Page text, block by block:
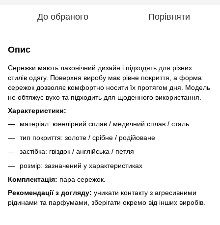
До обраного Порівняти
Опис
Сережки мають лаконічний дизайн і підходять для різних
стилів одягу. Поверхня виробу має рівне покриття, а форма
сережок дозволяє комфортно носити їх протягом дня. Модель
не обтяжує вухо та підходить для щоденного використання.
Характеристики:
матеріал: ювелірний сплав / медичний сплав / сталь
тип покриття: золоте / срібне / родійоване
застібка: гвіздок / англійська / петля
розмір: зазначений у характеристиках
Комплектація: пара сережок.
Рекомендації з догляду: уникати контакту з агресивними
рідинами та парфумами, зберігати окремо від інших виробів.